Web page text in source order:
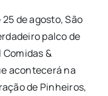
de agosto, São
palco de
&
acontecerá na
de Pinheiros,